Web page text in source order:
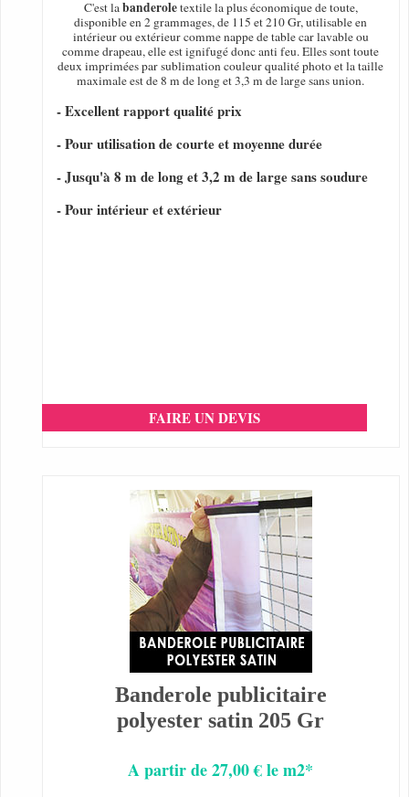
C'est labanderoletextile la plus économique de toute,
disponible en 2 grammages, de 115 et 210 Gr, utilisable en
intérieur ou extérieur comme nappe de table car lavable ou
comme drapeau, elle est ignifugé donc anti feu. Elles sont toute
deux imprimées par sublimation couleur qualité photo et la taille
maximale est de 8 m de long et 3,3 m de large sans union.
- Excellent rapport qualité prix
- Pour utilisation de courte et moyenne durée
- Jusqu'à 8 m de long et 3,2 m de large sans soudure
- Pour intérieur et extérieur
FAIRE UN DEVIS
Banderole publicitaire
polyester satin 205 Gr
A partir de 27,00 € le m2*